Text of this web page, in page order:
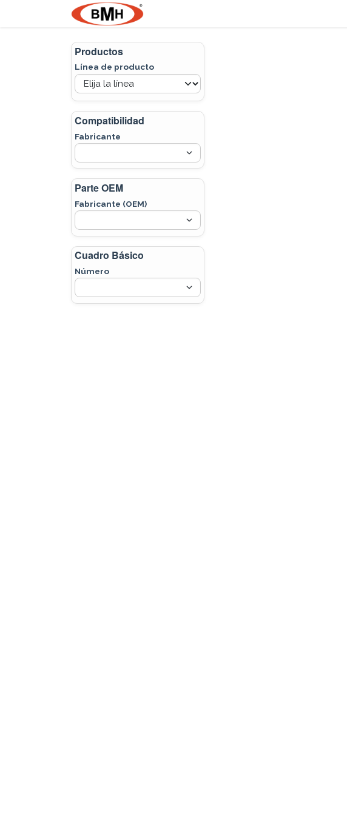
Ir al contenido
Productos
Línea de producto
Compatibilidad
Fabricante
Parte OEM
Fabricante (OEM)
Cuadro Básico
Número